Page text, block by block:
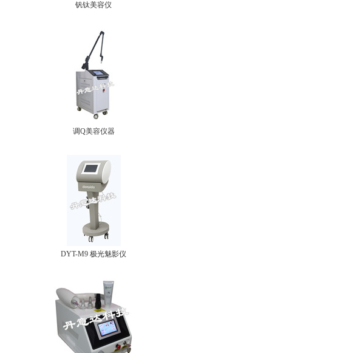
钒钛美容仪
调Q美容仪器
DYT-M9 极光魅影仪